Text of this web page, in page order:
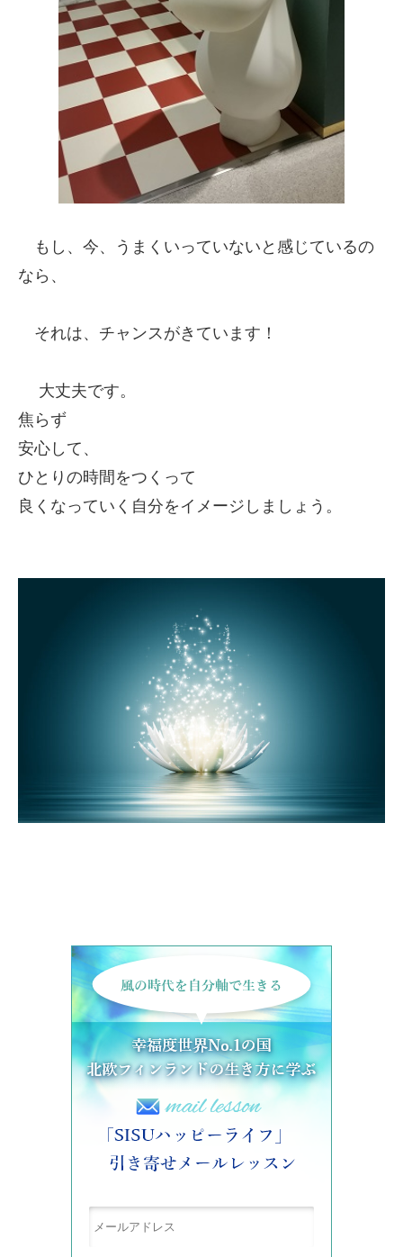
もし、今、うまくいっていないと感じているの
なら、
それは、チャンスがきています！
大丈夫です。
焦らず
安心して、
ひとりの時間をつくって
良くなっていく自分をイメージしましょう。